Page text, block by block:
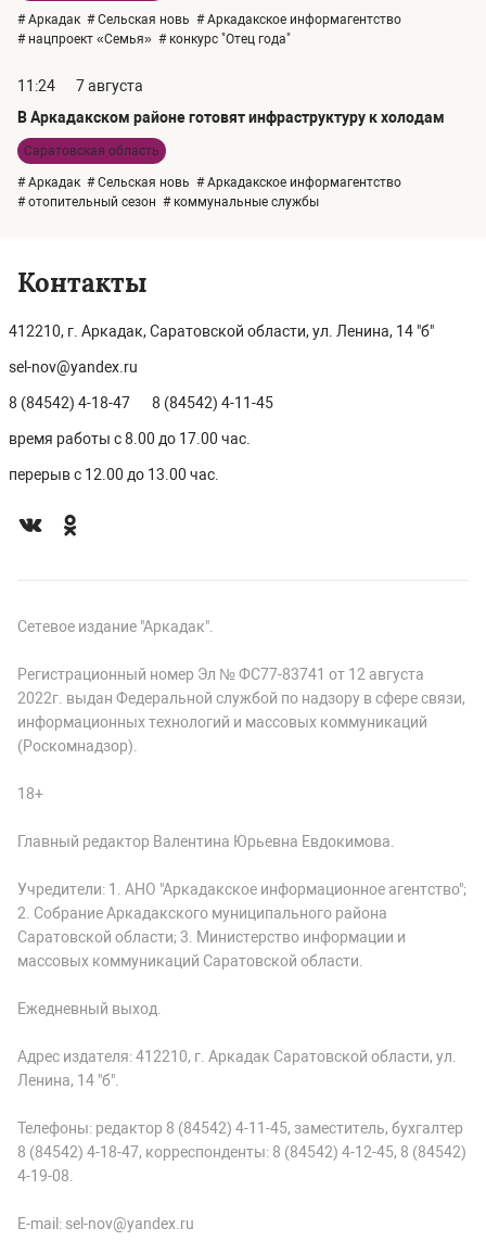
# Аркадак # Сельская новь # Аркадакское информагентство
# нацпроект «Семья» # конкурс "Отец года"
11:24
7 августа
В Аркадакском районе готовят инфраструктуру к холодам
Саратовская область
# Аркадак # Сельская новь # Аркадакское информагентство
# отопительный сезон # коммунальные службы
Контакты
412210, г. Аркадак, Саратовской области, ул. Ленина, 14 "б"
sel-nov@yandex.ru
8 (84542) 4-18-47 8 (84542) 4-11-45
время работы с 8.00 до 17.00 час.
перерыв с 12.00 до 13.00 час.
Сетевое издание "Аркадак".
Регистрационный номер Эл № ФС77-83741 от 12 августа
2022г. выдан Федеральной службой по надзору в сфере связи,
информационных технологий и массовых коммуникаций
(Роскомнадзор).
18+
Главный редактор Валентина Юрьевна Евдокимова.
Учредители: 1. АНО "Аркадакское информационное агентство";
2. Собрание Аркадакского муниципального района
Саратовской области; 3. Министерство информации и
массовых коммуникаций Саратовской области.
Ежедневный выход.
Адрес издателя: 412210, г. Аркадак Саратовской области, ул.
Ленина, 14 "б".
Телефоны: редактор 8 (84542) 4-11-45, заместитель, бухгалтер
8 (84542) 4-18-47, корреспонденты: 8 (84542) 4-12-45, 8 (84542)
4-19-08.
E-mail: sel-nov@yandex.ru